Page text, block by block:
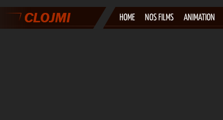
HOME NOS FILMS ANIMATION